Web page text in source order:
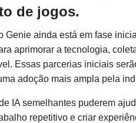
de jogos.
Genie ainda está em fase
aprimorar a tecnologia,
Essas parcerias iniciais
adoção mais ampla pela
IA semelhantes puderem
repetitivo e criar